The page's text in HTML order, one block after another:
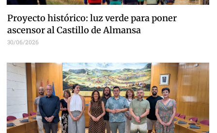
Proyecto histórico: luz verde para poner
ascensor al Castillo de Almansa
30/06/2026